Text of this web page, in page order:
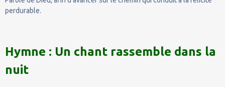
perdurable.
Hymne : Un chant rassemble dans la
nuit